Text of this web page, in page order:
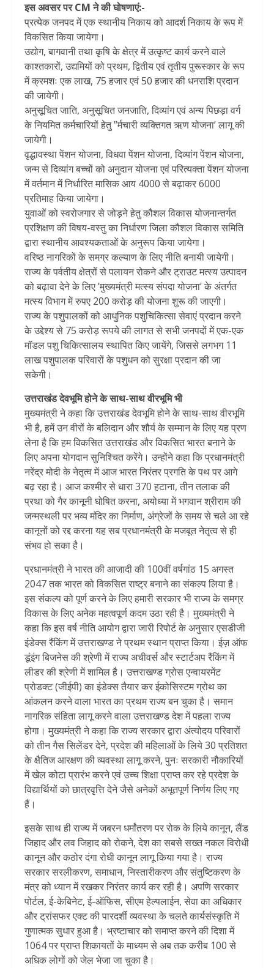
इस अवसर पर CM ने की घोषणाएं:-
प्रत्येक जनपद में एक स्थानीय निकाय को आदर्श निकाय के रूप में
विकसित किया जायेगा।
उद्योग, बागवानी तथा कृषि के क्षेत्र में उत्कृष्ट कार्य करने वाले
काश्तकारों, उद्यमियों को प्रथम, द्वितीय एवं तृतीय पुरूस्कार के रूप
में क्रमशः एक लाख, 75 हजार एवं 50 हजार की धनराशि प्रदान
की जायेगी।
अनुसूचित जाति, अनुसूचित जनजाति, दिव्यांग एवं अन्य पिछड़ा वर्ग
के नियमित कर्मचारियों हेतु ’’र्मचारी व्यक्तिगत ऋण योजना’ लागू की
जायेगी।
वृद्धावस्था पेंशन योजना, विधवा पेंशन योजना, दिव्यांग पेंशन योजना,
जन्म से दिव्यांग बच्चों को अनुदान योजना एवं परित्यक्ता पेंशन योजना
में वर्तमान में निर्धारित मासिक आय 4000 से बढ़ाकर 6000
प्रतिमाह किया जायेगा।
युवाओं को स्वरोजगार से जोड़ने हेतु कौशल विकास योजनान्तर्गत
प्रशिक्षण की विषय-वस्तु का निर्धारण जिला कौशल विकास समिति
द्वारा स्थानीय आवश्यकताओं के अनुरूप किया जायेगा।
वरिष्ठ नागरिकों के समग्र कल्याण के लिए नीति बनायी जायेगी।
राज्य के पर्वतीय क्षेत्रों से पलायन रोकने और ट्राउट मत्स्य उत्पादन
को बढ़ावा देने के लिए ’मुख्यमंत्री मत्स्य संपदा योजना’ के अंतर्गत
मत्स्य विभाग में रुपए 200 करोड़ की योजना शुरू की जाएगी।
राज्य के पशुपालकों को आधुनिक पशुचिकित्सा सेवाएं प्रदान करने
के उद्देश्य से 75 करोड़ रूपये की लागत से सभी जनपदों में एक-एक
मॉडल पशु चिकित्सालय स्थापित किए जायेंगे, जिससे लगभग 11
लाख पशुपालक परिवारों के पशुधन को सुरक्षा प्रदान की जा
सकेगी।
उत्तराखंड देवभूमि होने के साथ-साथ वीरभूमि भी
मुख्यमंत्री ने कहा कि उत्तराखंड देवभूमि होने के साथ-साथ वीरभूमि
भी है, हमें उन वीरों के बलिदान और शौर्य के सम्मान के लिए यह प्रण
लेना है कि हम विकसित उत्तराखंड और विकसित भारत बनाने के
लिए अपना योगदान सुनिश्चित करेंगे। उन्होंने कहा कि प्रधानमंत्री
नरेंद्र मोदी के नेतृत्व में आज भारत निरंतर प्रगति के पथ पर आगे
बढ़ रहा है। आज कश्मीर से धारा 370 हटाना, तीन तलाक की
प्रथा को गैर कानूनी घोषित करना, अयोध्या में भगवान श्रीराम की
जन्मस्थली पर भव्य मंदिर का निर्माण, अंग्रेजों के समय से चले आ रहे
कानूनों को रद्द करना यह सब प्रधानमंत्री के मजबूत नेतृत्व से ही
संभव हो सका है।
प्रधानमंत्री ने भारत की आजादी की 100वीं वर्षगांठ 15 अगस्त
2047 तक भारत को विकसित राष्ट्र बनाने का संकल्प लिया है।
इस संकल्प को पूर्ण करने के लिए हमारी सरकार भी राज्य के समग्र
विकास के लिए अनेक महत्वपूर्ण कदम उठा रही है। मुख्यमंत्री ने
कहा कि इस वर्ष नीति आयोग द्वारा जारी रिपोर्ट के अनुसार एसडीजी
इंडेक्स रैंकिंग में उत्तराखण्ड ने प्रथम स्थान प्राप्त किया। ईज़ ऑफ
डूंइंग बिजनेस की श्रेणी में राज्य अचीवर्स और स्टार्टअप रैंकिंग में
लीडर की श्रेणी में शामिल है। उत्तराखण्ड ग्रोस एन्वायरमेंट
प्रोडक्ट (जीईपी) का इंडेक्स तैयार कर ईकोसिस्टम ग्रोथ का
आंकलन करने वाला भारत का प्रथम राज्य बन चुका है। समान
नागरिक संहिता लागू करने वाला उत्तराखण्ड देश में पहला राज्य
होगा। मुख्यमंत्री ने कहा कि राज्य सरकार द्वारा अंत्योदय परिवारों
को तीन गैस सिलेंडर देने, प्रदेश की महिलाओं के लिये 30 प्रतिशत
के क्षैतिज आरक्षण की व्यवस्था लागू करने, पुनः सरकारी नौकारियों
में खेल कोटा प्रारंभ करने एवं उच्च शिक्षा प्राप्त कर रहे प्रदेश के
विद्यार्थियों को छात्रवृत्ति देने जैसे अनेकों अभूतपूर्ण निर्णय लिए गए
हैं।
इसके साथ ही राज्य में जबरन धर्मांतरण पर रोक के लिये कानून, लैंड
जिहाद और लव जिहाद को रोकने, देश का सबसे सख्त नकल विरोधी
कानून और कठोर दंगा रोधी कानून लागू किया गया है। राज्य
सरकार सरलीकरण, समाधान, निस्तारीकरण और संतुष्टिकरण के
मंत्र को ध्यान में रखकर निरंतर कार्य कर रही है। अपणि सरकार
पोर्टल, ई-केबिनेट, ई-ऑफिस, सीएम हेल्पलाईन, सेवा का अधिकार
और ट्रांसफर एक्ट की पारदर्शी व्यवस्था के चलते कार्यसंस्कृति में
गुणात्मक सुधार हुआ है। भ्रष्टाचार को समाप्त करने की दिशा में
1064 पर प्राप्त शिकायतों के माध्यम से अब तक करीब 100 से
अधिक लोगों को जेल भेजा जा चुका है।